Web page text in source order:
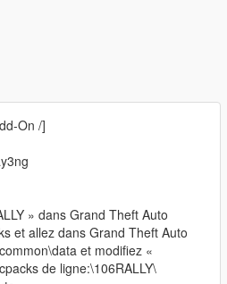
On /]
» dans Grand Theft Auto
et allez dans Grand Theft Auto
et modifiez «
de ligne:\106RALLY\